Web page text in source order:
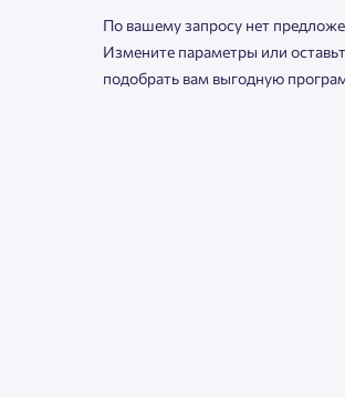
По вашему запросу нет
Измените параметры или
подобрать вам выгодную
Нажимая кнопку «Отправить», вы даёте согласие на